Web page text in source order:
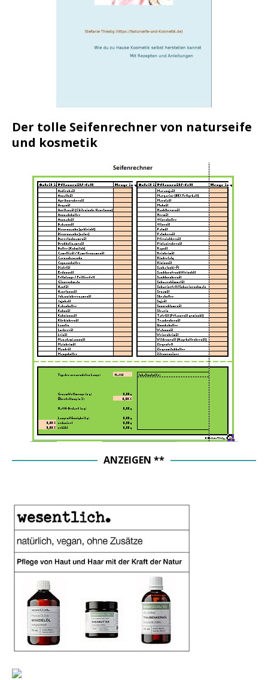
Der tolle Seifenrechner von naturseife
und kosmetik
ANZEIGEN **